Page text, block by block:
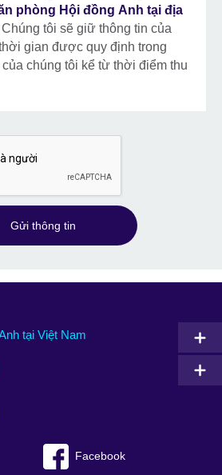
phòng Hội đồng Anh tại địa
tôi sẽ giữ thông tin của
gian được quy định trong
chúng tôi kể từ thời điểm thu
Gửi thông tin
tại Việt Nam
Facebook